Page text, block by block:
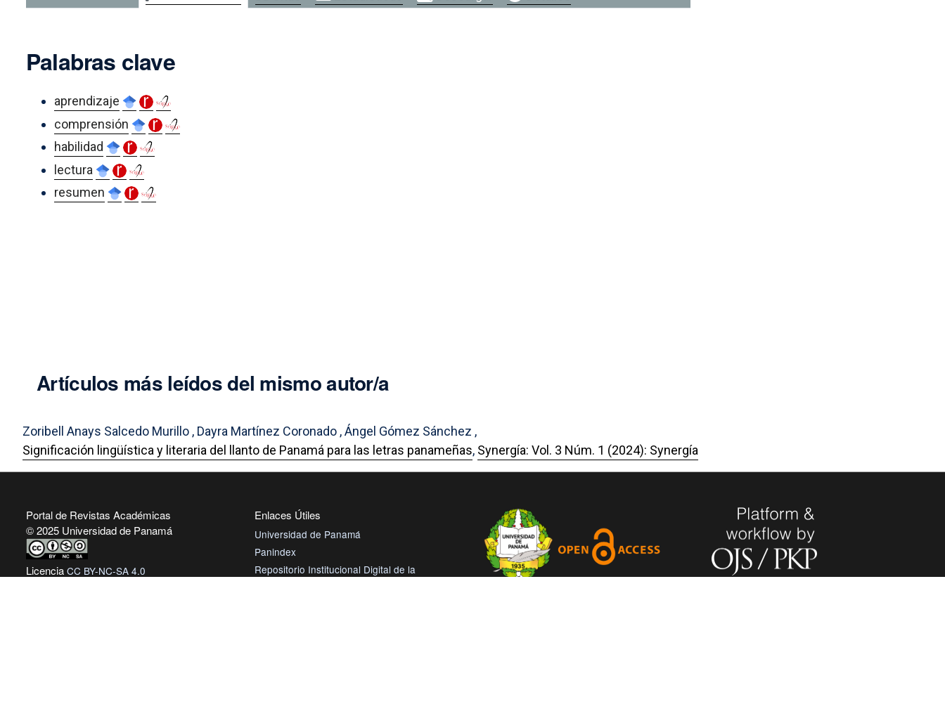
Palabras clave
aprendizaje
comprensión
habilidad
lectura
resumen
Artículos más leídos del mismo autor/a
Zoribell Anays Salcedo Murillo , Dayra Martínez Coronado , Ángel Gómez Sánchez ,
Significación lingüística y literaria del llanto de Panamá para las letras panameñas, Synergía: Vol. 3 Núm. 1 (2024): Synergía
Portal de Revistas Académicas
© 2025 Universidad de Panamá
Licencia CC BY-NC-SA 4.0
Enlaces Útiles
Universidad de Panamá
Panindex
Repositorio Institucional Digital de la